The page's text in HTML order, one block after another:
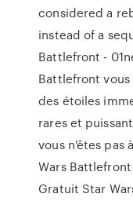
considered a
instead of a
Battlefront -
Battlefront
des étoiles
rares et
vous n'êtes pas
Wars
Gratuit Star